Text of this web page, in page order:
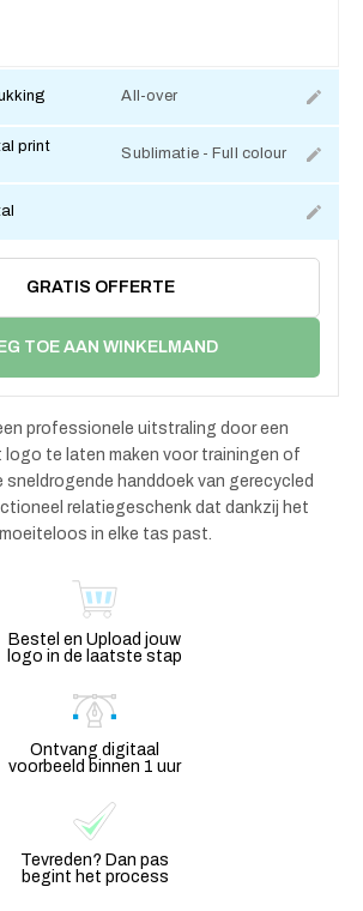
All-over
print
Sublimatie - Full colour
GRATIS OFFERTE
TOE AAN WINKELMAND
professionele uitstraling door een
te laten maken voor trainingen of
sneldrogende handdoek van gerecycled
relatiegeschenk dat dankzij het
in elke tas past.
Bestel en Upload jouw
logo in de laatste stap
Ontvang digitaal
voorbeeld binnen 1 uur
Tevreden? Dan pas
begint het process